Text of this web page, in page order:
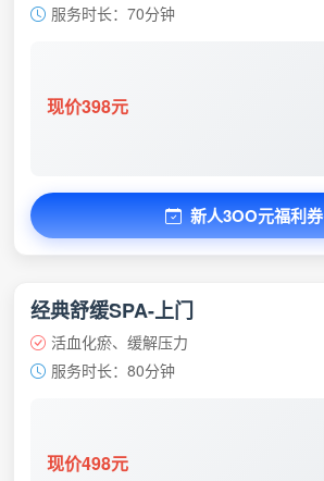
服务时长：70分钟
现价398元
新人3OO元福利券
经典舒缓SPA-上门
活血化瘀、缓解压力
服务时长：80分钟
现价498元